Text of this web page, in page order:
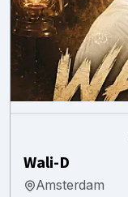
Wali-D
Amsterdam